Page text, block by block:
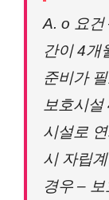
A. o 요건
간이 4개
준비가
보호시
시설로
시 자립
경우 –